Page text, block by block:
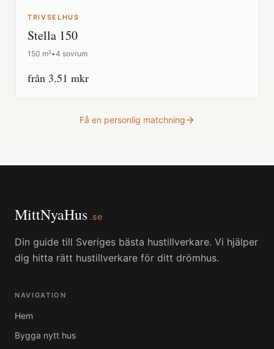
TRIVSELHUS
Stella 150
150 m²•4 sovrum
från 3.51 mkr
Få en personlig matchning
MittNyaHus .se
Din guide till Sveriges bästa hustillverkare. Vi hjälper
dig hitta rätt hustillverkare för ditt drömhus.
NAVIGATION
Hem
Bygga nytt hus